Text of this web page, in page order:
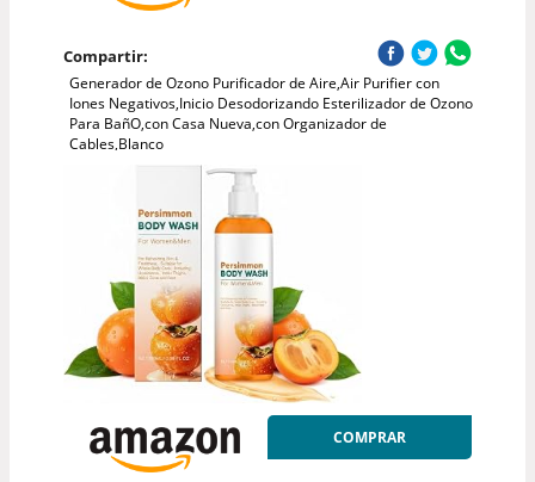
Compartir:
Generador de Ozono Purificador de Aire,Air Purifier con
Iones Negativos,Inicio Desodorizando Esterilizador de Ozono
Para BañO,con Casa Nueva,con Organizador de
Cables,Blanco
COMPRAR